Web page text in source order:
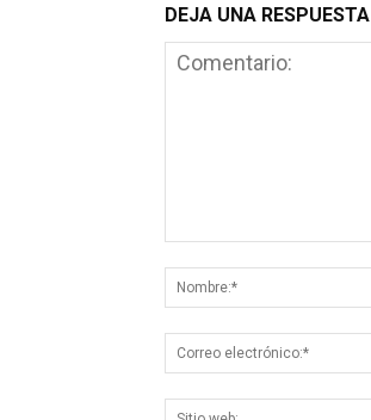
DEJA UNA RESPUESTA